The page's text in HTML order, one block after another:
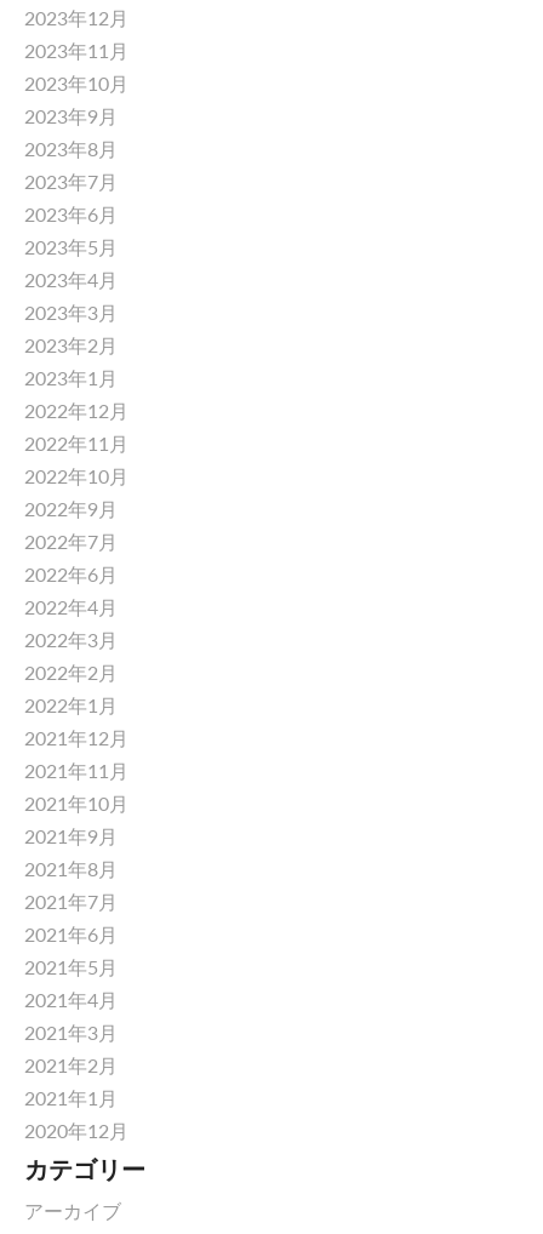
2023年12月
2023年11月
2023年10月
2023年9月
2023年8月
2023年7月
2023年6月
2023年5月
2023年4月
2023年3月
2023年2月
2023年1月
2022年12月
2022年11月
2022年10月
2022年9月
2022年7月
2022年6月
2022年4月
2022年3月
2022年2月
2022年1月
2021年12月
2021年11月
2021年10月
2021年9月
2021年8月
2021年7月
2021年6月
2021年5月
2021年4月
2021年3月
2021年2月
2021年1月
2020年12月
カテゴリー
アーカイブ